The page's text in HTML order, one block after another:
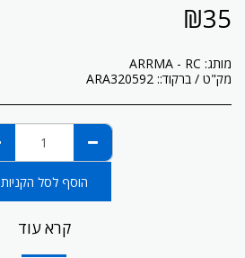
₪35
מותג: ARRMA - RC
מק"ט / ברקוד:: ARA320592
הוסף לסל הקניות
קרא עוד